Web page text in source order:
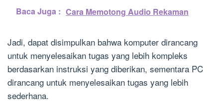
Baca Juga : Cara Memotong Audio Rekaman
Jadi, dapat disimpulkan bahwa komputer dirancang
untuk menyelesaikan tugas yang lebih kompleks
berdasarkan instruksi yang diberikan, sementara PC
dirancang untuk menyelesaikan tugas yang lebih
sederhana.